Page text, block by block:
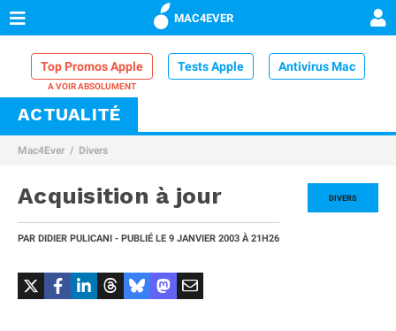
MAC4EVER
Top Promos Apple Tests Apple Antivirus Mac
VPN Mac
Comparatif iPhone
ACTUALITÉ
Mac4Ever Divers
DIVERS
Acquisition à jour
PAR DIDIER PULICANI - PUBLIÉ LE 9 JANVIER 2003 À 21H26